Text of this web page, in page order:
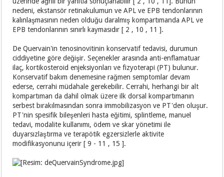
nedeni, ekstansör retinakulumun ve APL ve EPB tendonlarının
kalınlaşmasının neden olduğu daralmış kompartımanda APL ve
EPB tendonlarının sınırlı kaymasıdır [ 2 , 10 , 11 ].
De Quervain'in tenosinovitinin konservatif tedavisi, durumun
ciddiyetine göre değişir. Seçenekler arasında anti-enflamatuar
ilaç, kortikosteroid enjeksiyonları ve fizyoterapi (PT) bulunur.
Konservatif bakım denemesine rağmen semptomlar devam
ederse, cerrahi müdahale gerekebilir. Cerrahi, herhangi bir alt
kompartıman da dahil olmak üzere ilk dorsal kompartımanın
serbest bırakılmasından sonra immobilizasyon ve PT'den oluşur.
PT'nin spesifik bileşenleri hasta eğitimi, splintleme, manuel
tedavi, modalite kullanımı, ödem ve skar yönetimi ile
duyarsızlaştırma ve terapötik egzersizlerle aktivite
modifikasyonunu içerir [ 9 - 11 , 15 ].